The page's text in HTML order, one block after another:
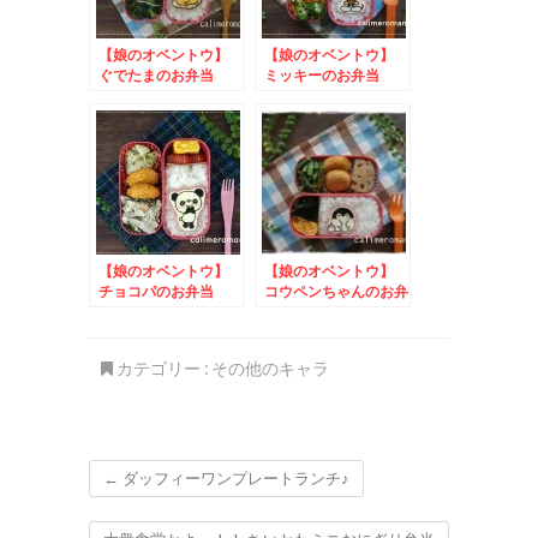
【娘のオベントウ】
ぐでたまのお弁当
【娘のオベントウ】
ミッキーのお弁当
【娘のオベントウ】
チョコパのお弁当
【娘のオベントウ】
コウペンちゃんのお弁
カテゴリー : その他のキャラ
← ダッフィーワンプレートランチ♪